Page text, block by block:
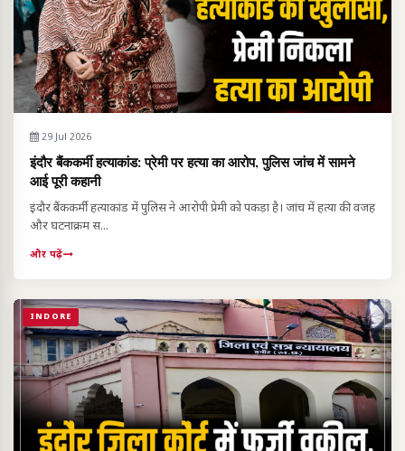
29 Jul 2026
इंदौर बैंककर्मी हत्याकांड: प्रेमी पर हत्या का आरोप, पुलिस जांच में सामने
आई पूरी कहानी
इंदौर बैंककर्मी हत्याकांड में पुलिस ने आरोपी प्रेमी को पकड़ा है। जांच में हत्या की वजह
और घटनाक्रम स...
और पढ़ें
INDORE